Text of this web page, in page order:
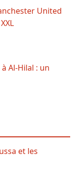
United
Al-Hilal : un
et les